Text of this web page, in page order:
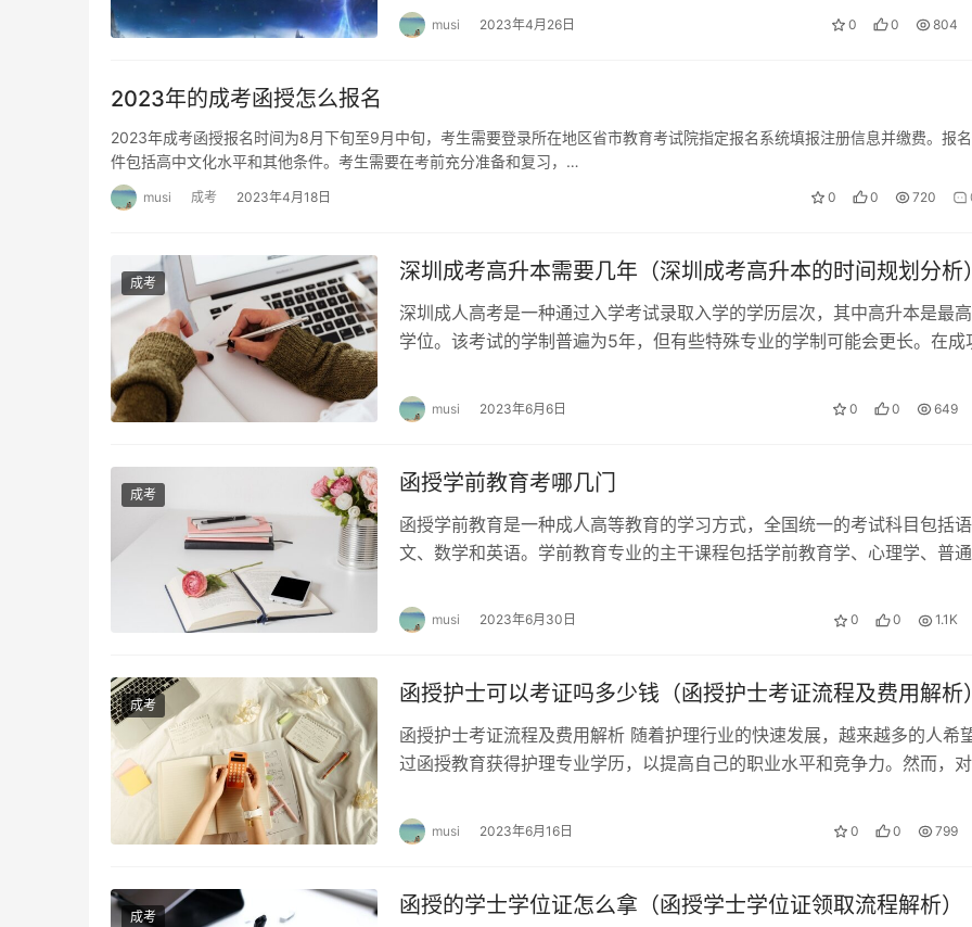
的途径。而大专主要针对高中毕业生和复读生，是一种接受全日制高等教育的途径。
musi 2023年4月26日 0 0 804
2023年的成考函授怎么报名
2023年成考函授报名时间为8月下旬至9月中旬，考生需要登录所在地区省市教育考试院指定报名系统填报注册信息并缴费。报
件包括高中文化水平和其他条件。考生需要在考前充分准备和复习，…
musi 成考 2023年4月18日 0 0 720
成考 深圳成考高升本需要几年（深圳成考高升本的时间规划分析）
深圳成人高考是一种通过入学考试录取入学的学历层次，其中高升本是最
学位。该考试的学制普遍为5年，但有些特殊专业的学制可能会更长。在成
musi 2023年6月6日 0 0 649
成考 函授学前教育考哪几门
函授学前教育是一种成人高等教育的学习方式，全国统一的考试科目包括语
文、数学和英语。学前教育专业的主干课程包括学前教育学、心理学、普通
musi 2023年6月30日 0 0 1.1K
成考 函授护士可以考证吗多少钱（函授护士考证流程及费用解析）
函授护士考证流程及费用解析 随着护理行业的快速发展，越来越多的人希
过函授教育获得护理专业学历，以提高自己的职业水平和竞争力。然而，对
musi 2023年6月16日 0 0 799
成考 函授的学士学位证怎么拿（函授学士学位证领取流程解析）